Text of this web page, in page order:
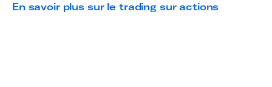
En savoir plus sur le trading sur actions